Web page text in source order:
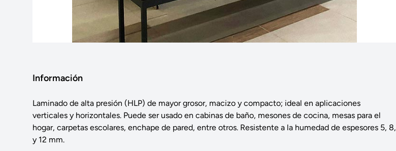
Información
Laminado de alta presión (HLP) de mayor grosor, macizo y compacto; ideal en aplicaciones
verticales y horizontales. Puede ser usado en cabinas de baño, mesones de cocina, mesas para el
hogar, carpetas escolares, enchape de pared, entre otros. Resistente a la humedad de espesores 5, 8,
y 12 mm.